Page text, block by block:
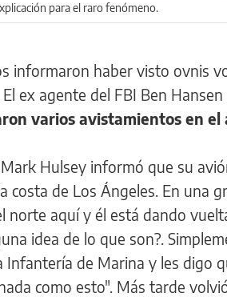
para el raro fenómeno.
informaron haber visto ovnis
ex agente del FBI Ben
varios avistamientos en el
Hulsey informó que su
costa de Los Ángeles. En una
norte aquí y él está dando
idea de lo que son?.
Infantería de Marina y les digo
como esto". Más tarde